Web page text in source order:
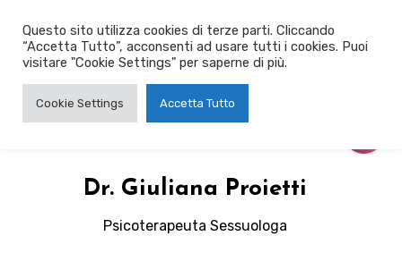
contenuto
Dr. Giuliana Proietti
Psicoterapeuta Sessuologa
Questo sito utilizza cookies di terze parti. Cliccando
“Accetta Tutto”, acconsenti ad usare tutti i cookies. Puoi
visitare "Cookie Settings" per saperne di più.
Cookie Settings Accetta Tutto